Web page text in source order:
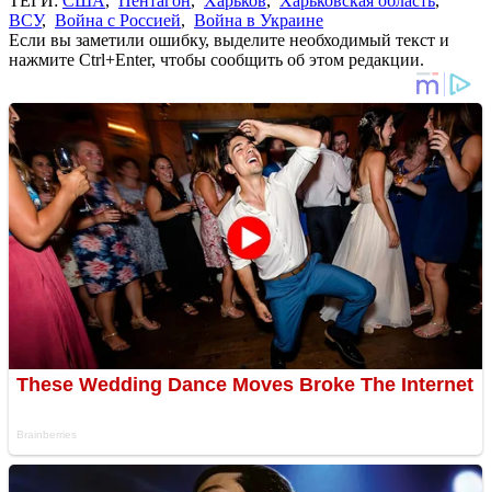
ВСУ, Война с Россией, Война в Украине
Если вы заметили ошибку, выделите необходимый текст и
нажмите Ctrl+Enter, чтобы сообщить об этом редакции.